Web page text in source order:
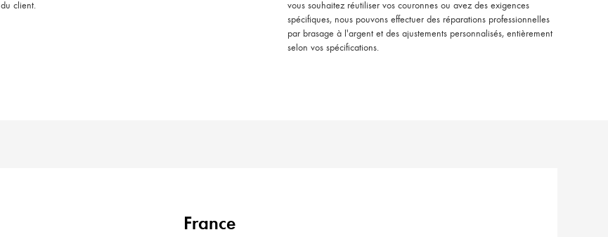
du client.
vous souhaitez réutiliser vos couronnes ou avez des exigences
spécifiques, nous pouvons effectuer des réparations professionnelles
par brasage à l'argent et des ajustements personnalisés, entièrement
selon vos spécifications.
France